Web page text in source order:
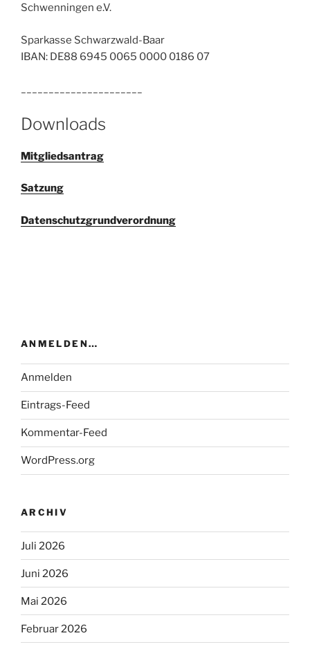
Schwenningen e.V.
Sparkasse Schwarzwald-Baar
IBAN: DE88 6945 0065 0000 0186 07
Downloads
Mitgliedsantrag
Satzung
Datenschutzgrundverordnung
ANMELDEN…
Anmelden
Eintrags-Feed
Kommentar-Feed
WordPress.org
ARCHIV
Juli 2026
Juni 2026
Mai 2026
Februar 2026